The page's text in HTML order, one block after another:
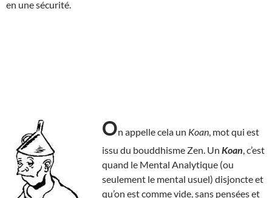
en une sécurité.
On appelle cela un Koan , mot qui est
issu du bouddhisme Zen. Un Koan , c’est
quand le Mental Analytique (ou
seulement le mental usuel) disjoncte et
qu’on est comme vide, sans pensées et